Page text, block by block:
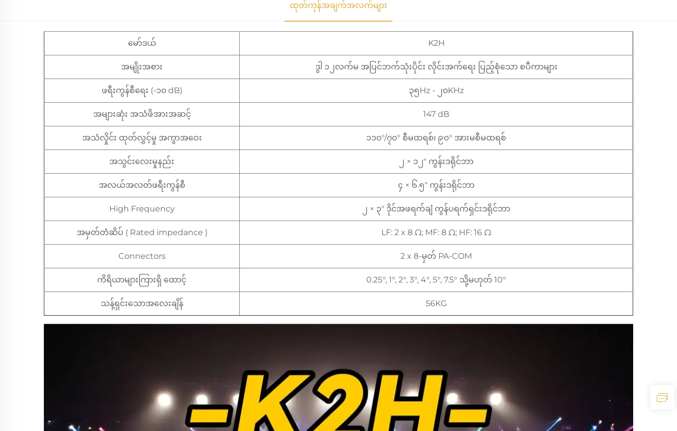
ထုတ်ကုန်အချက်အလက်များ
မော်ဒယ် K2H
အမျိုးအစား ဒွါ ၁၂လက်မ အပြင်ဘက်သုံးပိုင်း လိုင်းအက်ရေး ပြည့်စုံသော စပီကာများ
ဖရီးကွန်စီရေး (-၁၀ dB) ၃၅Hz - ၂၀KHz
အများဆုံး အသံဖိအားအဆင့် 147 dB
အသံလှိုင်း ထုတ်လွှင့်မှု အကွာအဝေး ၁၁၀°/၇၀° စီမထရစ်၊ ၉၀° အားမစီမထရစ်
အသွင်းလေးမှုနည်း ၂ × ၁၂″ ကွန်းဒရိုင်ဘာ
အလယ်အလတ်ဖရီးကွန်စီ ၄ × ၆.၅″ ကွန်းဒရိုင်ဘာ
High Frequency ၂ × ၃″ ဒိုင်အဖရက်ချံ ကွန်ပရက်ရှင်းဒရိုင်ဘာ
အမှတ်တံဆိပ် ( Rated impedance ) LF: 2 x 8 Ω; MF: 8 Ω; HF: 16 Ω
Connectors 2 x 8-မှတ် PA-COM
ကိရိယာများကြားရှိ ထောင့် 0.25°, 1°, 2°, 3°, 4°, 5°, 7.5° သို့မဟုတ် 10°
သန့်ရှင်းသောအလေးချိန် 56KG